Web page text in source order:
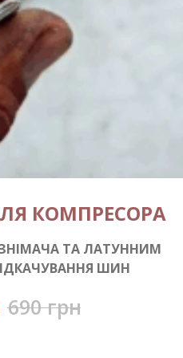
КОМПРЕСОРА
ТА ЛАТУННИМ
ШИН
690 грн